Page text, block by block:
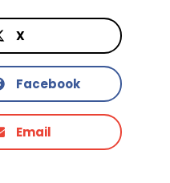
X
Facebook
Email